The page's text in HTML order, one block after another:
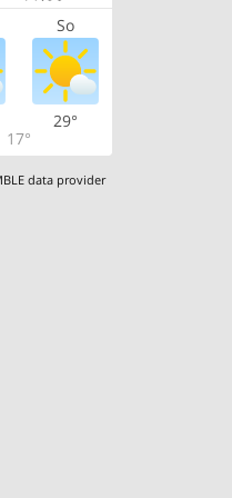
So
17°
29°
data provider